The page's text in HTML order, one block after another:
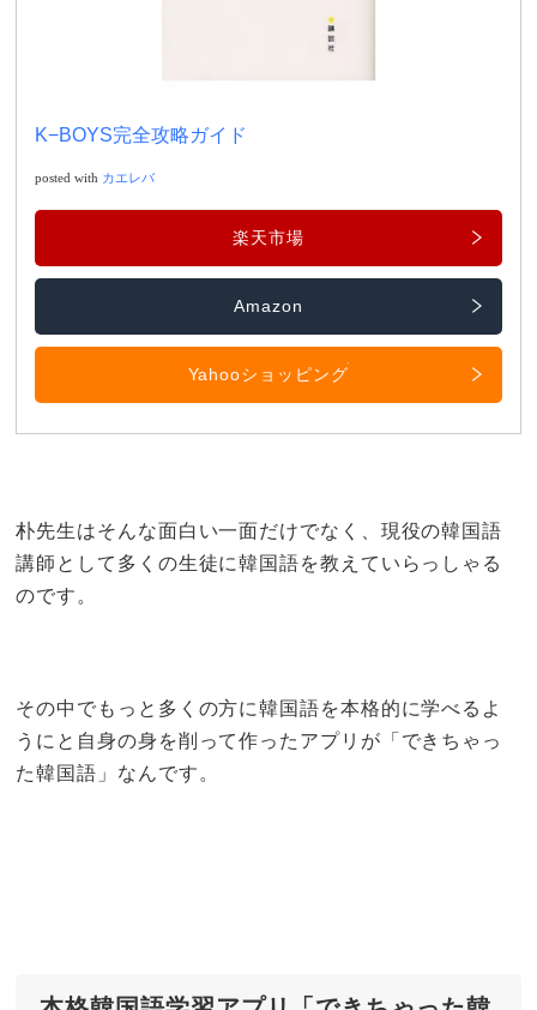
K−BOYS完全攻略ガイド
posted with カエレバ
楽天市場
Amazon
Yahooショッピング
朴先生はそんな面白い一面だけでなく、現役の韓国語
講師として多くの生徒に韓国語を教えていらっしゃる
のです。
その中でもっと多くの方に韓国語を本格的に学べるよ
うにと自身の身を削って作ったアプリが「できちゃっ
た韓国語」なんです。